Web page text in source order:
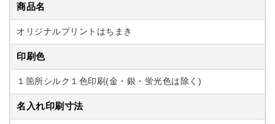
商品名
オリジナルプリントはちまき
印刷色
１箇所シルク１色印刷(金・銀・蛍光色は除く)
名入れ印刷寸法